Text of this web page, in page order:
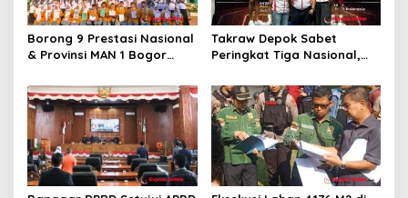
Borong 9 Prestasi Nasional
& Provinsi MAN 1 Bogor
2026/2027 degan Gemilang
Takraw Depok Sabet
Peringkat Tiga Nasional,
Porprov Jabar